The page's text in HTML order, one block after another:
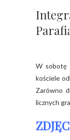
W sobotę 17 czerwca na terenie przy naszym
kościele
Zarówno
licznych